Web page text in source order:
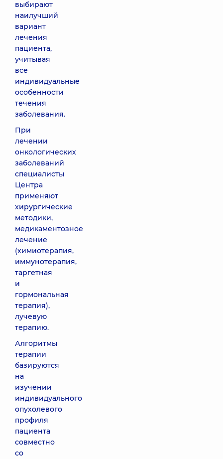
выбирают
наилучший
вариант
лечения
пациента,
учитывая
все
индивидуальные
особенности
течения
заболевания.
При
лечении
онкологических
заболеваний
специалисты
Центра
применяют
хирургические
методики,
медикаментозное
лечение
(химиотерапия,
иммунотерапия,
таргетная
и
гормональная
терапия),
лучевую
терапию.
Алгоритмы
терапии
базируются
на
изучении
индивидуального
опухолевого
профиля
пациента
совместно
со